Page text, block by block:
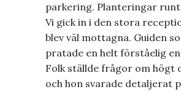
parkering. Planteringar
Vi gick in i den stora
blev väl mottagna. Guiden
pratade en helt förståelig
Folk ställde frågor om högt
och hon svarade detaljerat